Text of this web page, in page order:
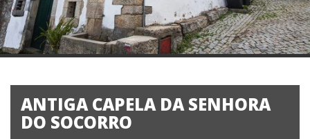
ANTIGA CAPELA DA SENHORA
DO SOCORRO